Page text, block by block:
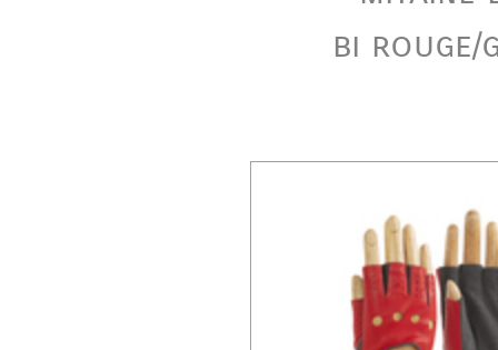
bi rouge/